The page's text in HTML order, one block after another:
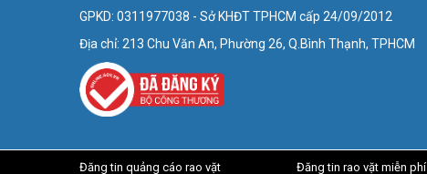
GPKD: 0311977038 - Sở KHĐT TPHCM cấp 24/09/2012
Địa chỉ: 213 Chu Văn An, Phường 26, Q.Bình Thạnh, TPHCM
Đăng tin quảng cáo rao vặt Đăng tin rao vặt miễn phí